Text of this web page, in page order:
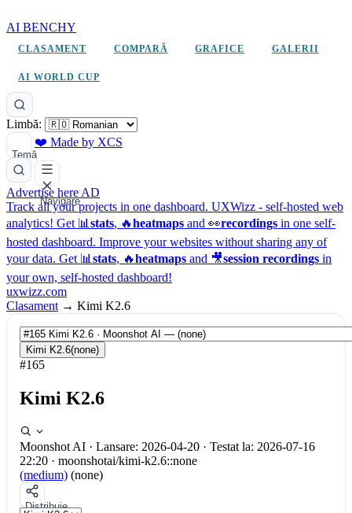
AI BENCHY
CLASAMENT COMPARĂ GRAFICE GALERII
AI WORLD CUP
Limbă:
Temă
❤️ Made by XCS
Navigare
Advertise here AD
Track all your projects in one dashboard. UXWizz - self-hosted web
analytics! Get 📊 stats, 🔥heatmaps and 👀recordings in one self-
hosted dashboard. Improve your websites without sharing any of
your data. Get 📊 stats, 🔥heatmaps and 🎥session recordings in
your own, self-hosted dashboard!
uxwizz.com
Clasament → Kimi K2.6
Kimi K2.6(none)
#165
Kimi K2.6
Moonshot AI · Lansare: 2026-04-20 · Testat la: 2026-07-16
22:20 · moonshotai/kimi-k2.6::none
(medium) (none)
Distribuie